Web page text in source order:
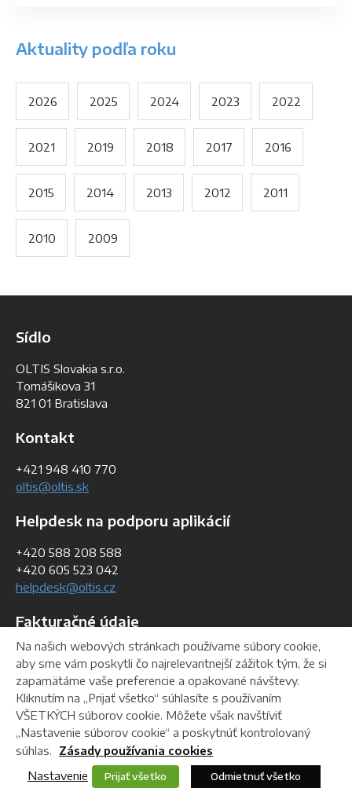
Aktuality podľa roku
2026 2025 2024 2023 2022
2021 2019 2018 2017 2016
2015 2014 2013 2012 2011
2010 2009
Sídlo
OLTIS Slovakia s.r.o.
Tomášikova 31
821 01 Bratislava
Kontakt
+421 948 410 770
oltis@oltis.sk
Helpdesk na podporu aplikácií
+420 588 208 588
+420 605 523 042
helpdesk@oltis.cz
Fakturačné údaje
IČO:36 762 644
IČ DPH: SK 2022358228
DIČ:2022358228
Helpdesk Na stiahnutie Webmaster
Na našich webových stránkach používame súbory cookie,
aby sme vám poskytli čo najrelevantnejší zážitok tým, že si
zapamätáme vaše preferencie a opakované návštevy.
Kliknutím na „Prijať všetko“ súhlasíte s používaním
VŠETKÝCH súborov cookie. Môžete však navštíviť
„Nastavenie súborov cookie“ a poskytnúť kontrolovaný
súhlas.
Zásady používania cookies
Nastavenie Prijať všetko Odmietnuť všetko